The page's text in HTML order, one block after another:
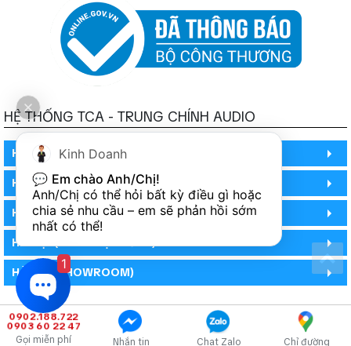
HỆ THỐNG TCA - TRUNG CHÍNH AUDIO
HỒ CHÍ MINH
HỒ CHÍ MINH
HỒ CHÍ MINH (PHÒNG BẢO HÀNH)
HÀ NỘI (DEMO HỆ THỐNG)
HÀ NỘI (SHOWROOM)
0902.188.722
0903 60 22 47
Gọi miễn phí Nhắn tin Chat Zalo Chỉ đường
Kinh Doanh
💬 Em chào Anh/Chị!
Anh/Chị có thể hỏi bất kỳ điều gì hoặc
chia sẻ nhu cầu – em sẽ phản hồi sớm
nhất có thể!
1